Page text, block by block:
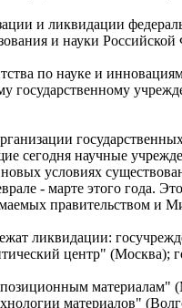
и ликвидации
и науки
по науке и
сегодня научные
условиях
- марте этого года.
правительством и
ликвидации:
центр" (Москва);
материалам"
материалов"